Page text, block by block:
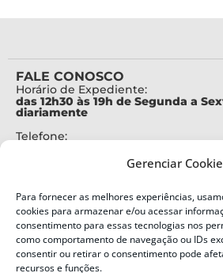
Gerenciar
Para fornecer as melhores experiências,
cookies para armazenar e/ou acessar
consentimento para essas tecnologias nos
como comportamento de navegação ou IDs
consentir ou retirar o consentimento pode
recursos e funções.
FALE CONOSCO
Horário de Expediente:
das 12h30 às 19h de Segunda a
diariamente
Telefone:
Alertas Defesa Civil:
SMS 40199
ENDEREÇO
Defesa Civil do Estado de Santa